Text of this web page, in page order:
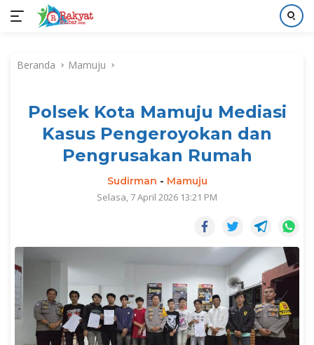
kontenBeranda Mamuju
Polsek Kota Mamuju Mediasi
Kasus Pengeroyokan dan
Pengrusakan Rumah
Sudirman - Mamuju
Selasa, 7 April 2026 13:21 PM